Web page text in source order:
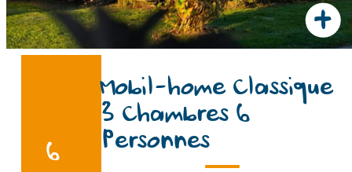
+
6
Mobil-home Classique
3 Chambres 6
Personnes